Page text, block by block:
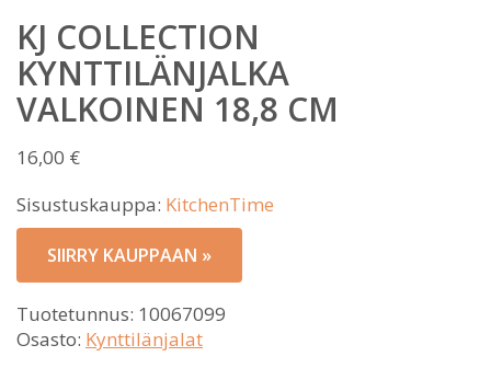
KJ COLLECTION
KYNTTILÄNJALKA
VALKOINEN 18,8 CM
16,00 €
Sisustuskauppa: KitchenTime
SIIRRY KAUPPAAN »
Tuotetunnus: 10067099
Osasto: Kynttilänjalat